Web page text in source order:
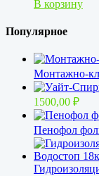
В корзину
Популярное
Монтажно-
1500,00 ₽
Пенофол